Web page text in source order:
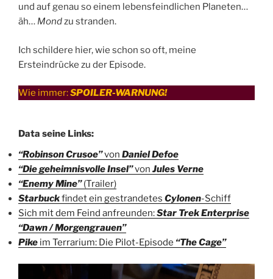
und auf genau so einem lebensfeindlichen Planeten…
äh… Mondzu stranden.
Ich schildere hier, wie schon so oft, meine
Ersteindrücke zu der Episode.
Wie immer:SPOILER-WARNUNG!
Data seine Links:
“Robinson Crusoe”von Daniel Defoe
“Die geheimnisvolle Insel”von Jules Verne
“Enemy Mine”(Trailer)
Starbuckfindet ein gestrandetes Cylonen-Schiff
Sich mit dem Feind anfreunden:Star Trek Enterprise
“Dawn / Morgengrauen”
Pike im Terrarium: Die Pilot-Episode “The Cage”